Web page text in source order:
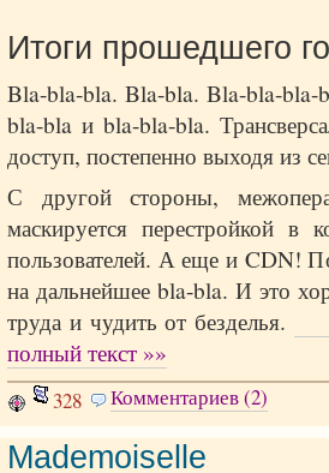
Итоги прошедшего
Bla-bla-bla. Bla-bla. Bla-bla-bla-
bla-bla и bla-bla-bla.
доступ, постепенно выходя из
С другой стороны,
маскируется перестройкой в
пользователей. А еще и CDN!
на дальнейшее bla-bla. И это
труда и чудить от безделья.
полный текст »»
328 Комментариев (2)
Mademoiselle